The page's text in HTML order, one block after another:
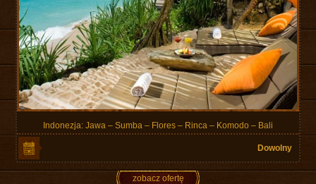
Indonezja: Jawa – Sumba – Flores – Rinca – Komodo – Bali
Dowolny
zobacz ofertę